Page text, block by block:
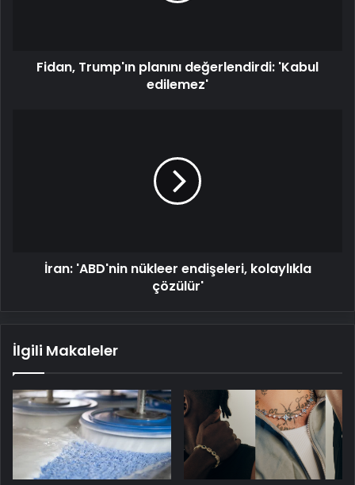
Fidan, Trump'ın planını değerlendirdi: 'Kabul
edilemez'
İran: 'ABD'nin nükleer endişeleri, kolaylıkla
çözülür'
İlgili Makaleler